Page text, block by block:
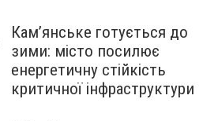
Кам’янське готується до
зими: місто посилює
енергетичну стійкість
критичної інфраструктури